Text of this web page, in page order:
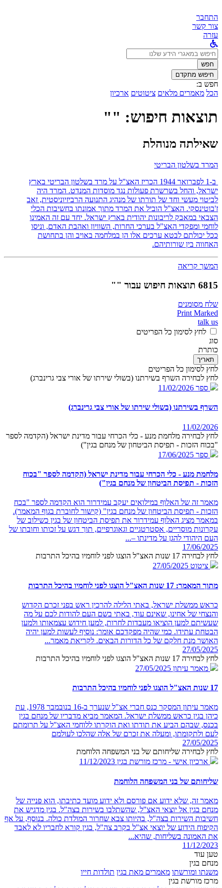
התחבר
צור קשר
עזרה
לחפש
ב:חפש
חיפוש מתקדם
חפש ב:
הכל מאמרים מלאים ציטוטים ארכיון
תוצאות חיפוש: ""
שאילתה מנוהלת
המרד בשלטון הבריטי
ב-1 לפברואר 1944 הכריז האצ"ל על מרד בשלטון הבריטי בארץ
ישראל, והחל בשרשרת פעולות נגד מוסדות המנדט. המרד היה
לביטוי מעשי וחד של תורתו של מנהיג התנועה הרביזיוניסטית, זאב
ז'בוטינסקי. האצ"ל הוביל את המרד מתוך אמונתו בחשיבות הכלי
הצבאי במאבק לריבונות יהודית בארץ ישראל. יחד עם זה האמינו
לוחמי ומפקדי האצ"ל בערכי החרות, השוויון ואהבת האדם, וניסו
ככל יכולתם לבטא ערכים אלו הן במלחמה באויב והן בתחושת
האחווה בין שורותיהם.
המשך קריאה
6815 תוצאות חיפוש עבור ""
שלח מסומנים
Print Marked
talk us
לחץ לסימון כל הפריטים
סוג
כותרת
תאריך
לחץ לסימון כל הפריטים
לחץ לבחירה השרף בשירתנו (בשולי שירתו של אורי צבי גרינברג)
ספר 11/02/2026
השרף בשירתנו (בשולי שירתו של אורי צבי גרינברג)
11/02/2026
לחץ לבחירה מלחמת מנע - כלי הכרחי עבור מדינת ישראל (הקדמה לספר
"בכוח הזכות - תפיסת הביטחון של מנחם בגין")
ספר 17/06/2025
מלחמת מנע - כלי הכרחי עבור מדינת ישראל (הקדמה לספר "בכוח
הזכות - תפיסת הביטחון של מנחם בגין")
מאמר זה של האלוף במילואים יעקב עמידרור הוא הקדמה לספר "בכח
הזכות - תפיסת הביטחון של מנחם בגין" (קישור לחוברת בגוף המאמר).
במאמר מציג האלוף עמידרור את תפיסת הביטחון של בגין כשילוב של
עקרונות מוסריים, אסטרטגיים וגאוגרפיים, תוך דגש על זכותו וחובתו של
העם היהודי להגן על מדינתו –...
17/06/2025
לחץ לבחירה 17 שנות האצ"ל הוצגו לפני לוחמיו בהיכל התרבות
ציטוט 27/05/2025
מתוך המאמר: 17 שנות האצ"ל הוצגו לפני לוחמיו בהיכל התרבות
כראש ממשלת ישראל, באתי הלילה להרכין ראש בפני זכרם הקדוש
והנצחי של אחינו, שאינם עוד, באתי בשם העם להודות לכם על מה
שעשיתם למען הוציאו מעבדות לחרות, למען חידוש עצמאותו ולמען
הבטחת עתידו. כמי שהיה מפקדכם אומר: נוסיף לעשות למען יהיה
האושר מנת חלקם של כל הדורות הבאים. לקריאת מאמר...
27/05/2025
לחץ לבחירה 17 שנות האצ"ל הוצגו לפני לוחמיו בהיכל התרבות
מאמר עיתון 27/05/2025
17 שנות האצ"ל הוצגו לפני לוחמיו בהיכל התרבות
מאמר עיתון המסקר כנס חברי אצ"ל שנערך ב-16 בנובמבר 1978, עת
כיהן בגין כראש ממשלת ישראל. המאמר מביא מדבריו של מנחם בגין
בכנס, שבהם הביע את תודתו ואת הוקרתו ללוחמי האצ"ל על תרומתם
לעם ולתקומתו, ומעלה את זכרם של אלה שהלכו לעולמם
27/05/2025
לחץ לבחירה שליחותם של בני המשפחה הלוחמת
ארכיון אישי - מרכז מורשת בגין 11/12/2023
שליחותם של בני המשפחה הלוחמת
מאמר זה, שלא ידוע אם פורסם ולא ידוע מועד כתיבתו, הוא פנייה של
מנחם בגין אל יוצאי האצ"ל, שהשתלבו בשירות בצה"ל. בגין מדגיש את
חשיבות השירות בצה"ל, בהיותו צבא שחרור המולדת כולה. בנוסף, על אף
הקיפוח הידוע של יוצאי אצ"ל בקרב צה"ל, בגין קורא לחבריו לא לאבד
את האמונה בשליחות, שהיא...
11/12/2023
טען עוד
מנחם בגין
משנתו ומורשתו מאמרים מאת בגין תולדות חייו
מרכז מורשת בגין